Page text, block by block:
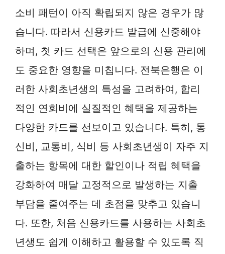
소비 패턴이 아직 확립되지 않은 경우가 많
습니다. 따라서 신용카드 발급에 신중해야
하며, 첫 카드 선택은 앞으로의 신용 관리에
도 중요한 영향을 미칩니다. 전북은행은 이
러한 사회초년생의 특성을 고려하여, 합리
적인 연회비에 실질적인 혜택을 제공하는
다양한 카드를 선보이고 있습니다. 특히, 통
신비, 교통비, 식비 등 사회초년생이 자주 지
출하는 항목에 대한 할인이나 적립 혜택을
강화하여 매달 고정적으로 발생하는 지출
부담을 줄여주는 데 초점을 맞추고 있습니
다. 또한, 처음 신용카드를 사용하는 사회초
년생도 쉽게 이해하고 활용할 수 있도록 직